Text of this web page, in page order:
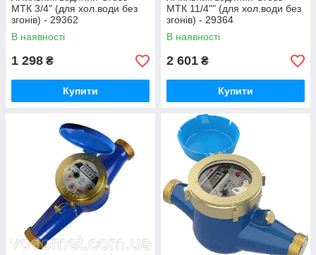
MTК 3/4" (для хол.води без
згонів) - 29362
В наявності
1 298 ₴
Купити
MTК 11/4"" (для хол.води без
згонів) - 29364
В наявності
2 601 ₴
Купити